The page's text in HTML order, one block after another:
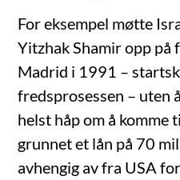
For eksempel møtte
Yitzhak Shamir opp på
Madrid i 1991 –
fredsprosessen – uten
helst håp om å komme
grunnet et lån på 70
avhengig av fra USA